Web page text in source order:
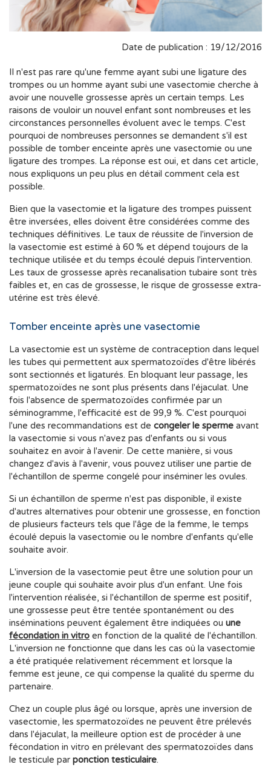
Date de publication : 19/12/2016
Il n'est pas rare qu'une femme ayant subi une ligature des
trompes ou un homme ayant subi une vasectomie cherche à
avoir une nouvelle grossesse après un certain temps. Les
raisons de vouloir un nouvel enfant sont nombreuses et les
circonstances personnelles évoluent avec le temps. C'est
pourquoi de nombreuses personnes se demandent s'il est
possible de tomber enceinte après une vasectomie ou une
ligature des trompes. La réponse est oui, et dans cet article,
nous expliquons un peu plus en détail comment cela est
possible.
Bien que la vasectomie et la ligature des trompes puissent
être inversées, elles doivent être considérées comme des
techniques définitives. Le taux de réussite de l'inversion de
la vasectomie est estimé à 60 % et dépend toujours de la
technique utilisée et du temps écoulé depuis l'intervention.
Les taux de grossesse après recanalisation tubaire sont très
faibles et, en cas de grossesse, le risque de grossesse extra-
utérine est très élevé.
Tomber enceinte après une vasectomie
La vasectomie est un système de contraception dans lequel
les tubes qui permettent aux spermatozoïdes d'être libérés
sont sectionnés et ligaturés. En bloquant leur passage, les
spermatozoïdes ne sont plus présents dans l'éjaculat. Une
fois l'absence de spermatozoïdes confirmée par un
séminogramme, l'efficacité est de 99,9 %. C'est pourquoi
l'une des recommandations est de congeler le sperme avant
la vasectomie si vous n'avez pas d'enfants ou si vous
souhaitez en avoir à l'avenir. De cette manière, si vous
changez d'avis à l'avenir, vous pouvez utiliser une partie de
l'échantillon de sperme congelé pour inséminer les ovules.
Si un échantillon de sperme n'est pas disponible, il existe
d'autres alternatives pour obtenir une grossesse, en fonction
de plusieurs facteurs tels que l'âge de la femme, le temps
écoulé depuis la vasectomie ou le nombre d'enfants qu'elle
souhaite avoir.
L'inversion de la vasectomie peut être une solution pour un
jeune couple qui souhaite avoir plus d'un enfant. Une fois
l'intervention réalisée, si l'échantillon de sperme est positif,
une grossesse peut être tentée spontanément ou des
inséminations peuvent également être indiquées ou une
fécondation in vitro en fonction de la qualité de l'échantillon.
L'inversion ne fonctionne que dans les cas où la vasectomie
a été pratiquée relativement récemment et lorsque la
femme est jeune, ce qui compense la qualité du sperme du
partenaire.
Chez un couple plus âgé ou lorsque, après une inversion de
vasectomie, les spermatozoïdes ne peuvent être prélevés
dans l'éjaculat, la meilleure option est de procéder à une
fécondation in vitro en prélevant des spermatozoïdes dans
le testicule par ponction testiculaire.